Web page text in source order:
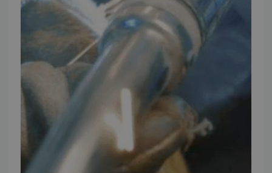
Telefontider
Mandag - Torsdag
09:00 - 16:00
09:00 - 15:30
FØLG TMP
Youtube
Instagram